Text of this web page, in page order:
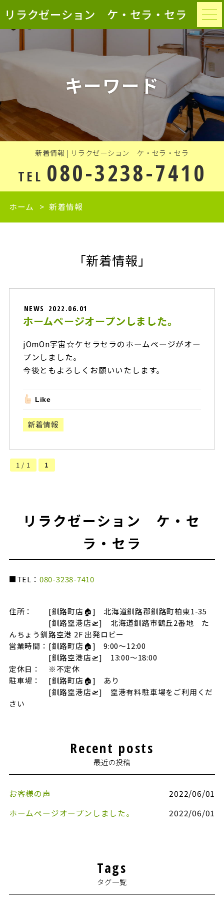
リラクゼーション ケ・セラ・セラ
キーワード
新着情報 | リラクゼーション ケ・セラ・セラ
TEL 080-3238-7410
ホーム 新着情報
「新着情報」
NEWS 2022.06.01
ホームページオープンしました。
jOmOn宇宙☆ケセラセラのホームページがオー
プンしました。
今後ともよろしくお願いいたします。
Like
新着情報
1 / 1 1
リラクゼーション ケ・セ
ラ・セラ
■TEL： 080-3238-7410
住所： [釧路町店🏠] 北海道釧路郡釧路町柏東1-35
[釧路空港店🛫] 北海道釧路市鶴丘2番地 た
んちょう釧路空港 2F 出発ロビー
営業時間：[釧路町店🏠] 9:00～12:00
[釧路空港店🛫] 13:00～18:00
定休日： ※不定休
駐車場： [釧路町店🏠] あり
[釧路空港店🛫] 空港有料駐車場をご利用くだ
さい
Recent posts
最近の投稿
お客様の声
2022/06/01
ホームページオープンしました。
2022/06/01
Tags
タグ一覧